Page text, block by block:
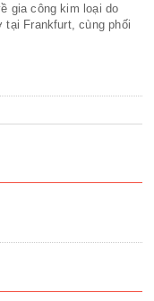
gia công kim loại do
Frankfurt, cùng phối